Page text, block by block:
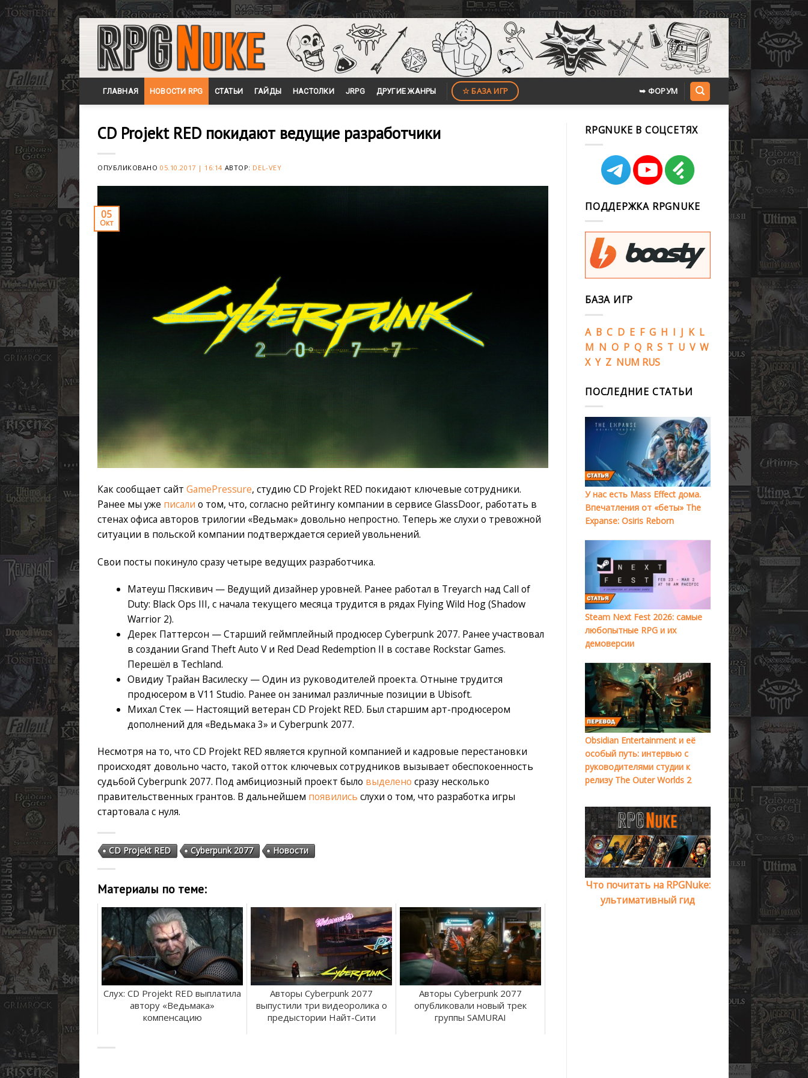
Skip
content
ГЛАВНАЯ НОВОСТИ RPG СТАТЬИ ГАЙДЫ НАСТОЛКИ JRPG ДРУГИЕ ЖАНРЫ ☆ БАЗА ИГР ➥ ФОРУМ
CD Projekt RED покидают ведущие разработчики
ОПУБЛИКОВАНО05.10.2017 | 16:14 АВТОР: DEL-VEY
05
Окт
Как сообщает сайт GamePressure, студию CD Projekt RED покидают ключевые сотрудники.
Ранее мы уже писали о том, что, согласно рейтингу компании в сервисе GlassDoor, работать в
стенах офиса авторов трилогии «Ведьмак» довольно непростно. Теперь же слухи о тревожной
ситуации в польской компании подтверждается серией увольнений.
Свои посты покинуло сразу четыре ведущих разработчика.
Матеуш Пяскивич — Ведущий дизайнер уровней. Ранее работал в Treyarch над Call of
Duty: Black Ops III, с начала текущего месяца трудится в рядах Flying Wild Hog (Shadow
Warrior 2).
Дерек Паттерсон — Старший геймплейный продюсер Cyberpunk 2077. Ранее участвовал
в создании Grand Theft Auto V и Red Dead Redemption II в составе Rockstar Games.
Перешёл в Techland.
Овидиу Трайан Василеску — Один из руководителей проекта. Отныне трудится
продюсером в V11 Studio. Ранее он занимал различные позиции в Ubisoft.
Михал Стек — Настоящий ветеран CD Projekt RED. Был старшим арт-продюсером
дополнений для «Ведьмака 3» и Cyberpunk 2077.
Несмотря на то, что CD Projekt RED является крупной компанией и кадровые перестановки
происходят довольно часто, такой отток ключевых сотрудников вызывает обеспокоенность
судьбой Cyberpunk 2077. Под амбициозный проект было выделено сразу несколько
правительственных грантов. В дальнейшем появились слухи о том, что разработка игры
стартовала с нуля.
CD Projekt RED Cyberpunk 2077 Новости
Материалы по теме:
Слух: CD Projekt RED выплатила
автору «Ведьмака»
компенсацию
Авторы Cyberpunk 2077
выпустили три видеоролика о
предыстории Найт-Сити
Авторы Cyberpunk 2077
опубликовали новый трек
группы SAMURAI
RPGNUKE В СОЦСЕТЯХ
ПОДДЕРЖКА RPGNUKE
БАЗА ИГР
A B C D E F G H I J K L
M N O P Q R S T U V W
X Y Z NUM RUS
ПОСЛЕДНИЕ СТАТЬИ
У нас есть Mass Effect дома.
Впечатления от «беты» The
Expanse: Osiris Reborn
Steam Next Fest 2026: самые
любопытные RPG и их
демоверсии
Obsidian Entertainment и её
особый путь: интервью с
руководителями студии к
релизу The Outer Worlds 2
Что почитать на RPGNuke:
ультимативный гид